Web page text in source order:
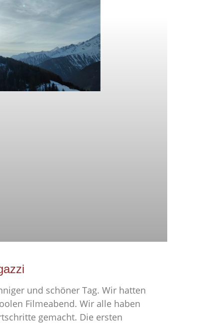
und schöner Tag. Wir hatten
Filmeabend. Wir alle haben
gemacht. Die ersten